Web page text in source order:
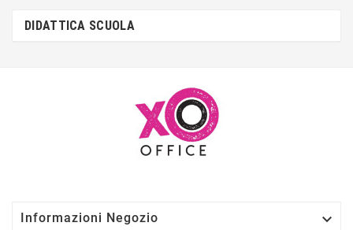
DIDATTICA SCUOLA
Informazioni Negozio 